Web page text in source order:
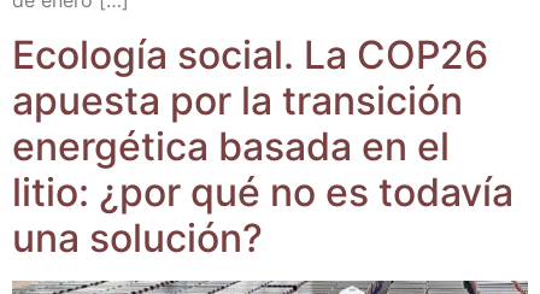
Eco­lo­gía social. La COP26
apues­ta por la tran­si­ción
ener­gé­ti­ca basa­da en el
litio: ¿por qué no es toda­vía
una solución?